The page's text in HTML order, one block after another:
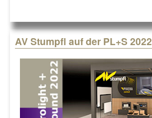
AV Stumpfl auf der PL+S 2022